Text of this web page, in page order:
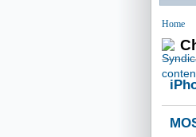
Home